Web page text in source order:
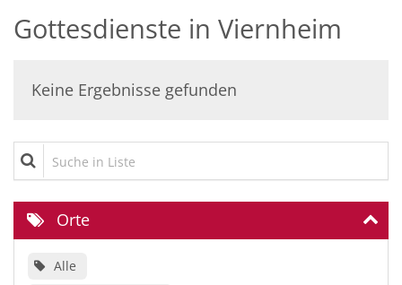
Gottesdienste in Viernheim
Keine Ergebnisse gefunden
Suche in Liste
Orte
Alle